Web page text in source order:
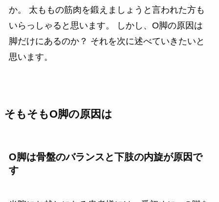
か。 太ももの筋肉を鍛えましょうと言われた方も
いらっしゃると思います。 しかし、O脚の原因は
脚だけにあるのか？ それを次に述べていきたいと
思います。
そもそもO脚の原因は
O脚は骨盤のバランスと下肢の内旋が原因で
す